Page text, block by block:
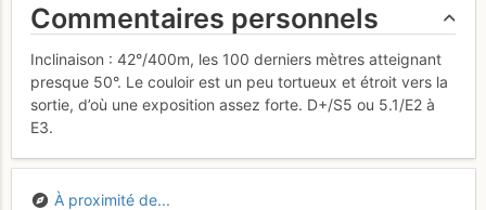
Commentaires personnels
Inclinaison : 42°/400m, les 100 derniers mètres atteignant
presque 50°. Le couloir est un peu tortueux et étroit vers la
sortie, d’où une exposition assez forte. D+/S5 ou 5.1/E2 à
E3.
À proximité de...